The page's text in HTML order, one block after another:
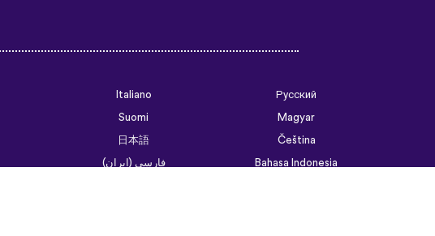
Italiano
Русский
Suomi
Magyar
日本語
Čeština
فارسی (ایران)
Bahasa Indonesia